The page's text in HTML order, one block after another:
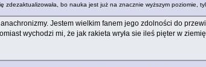
zdezaktualizowała, bo nauka jest już na znacznie wyższym poziomie,
Jestem wielkim fanem jego zdolności do
wychodzi mi, że jak rakieta wryła sie ileś pięter w